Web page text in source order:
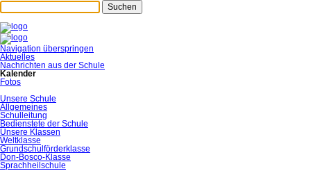
Suchen
Navigation überspringen
Aktuelles
Nachrichten aus der Schule
Kalender
Fotos
Unsere Schule
Allgemeines
Schulleitung
Bedienstete der Schule
Unsere Klassen
Weltklasse
Grundschulförderklasse
Don-Bosco-Klasse
Sprachheilschule